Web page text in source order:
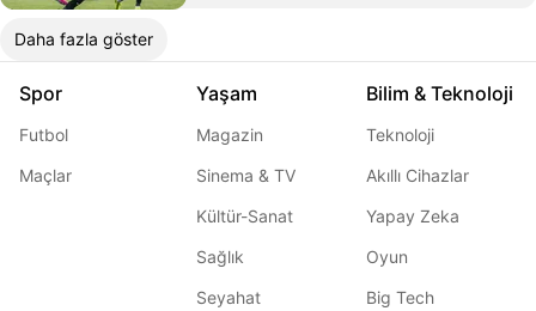
Daha fazla göster
Spor
Futbol
Maçlar
Yaşam
Magazin
Sinema & TV
Kültür-Sanat
Sağlık
Seyahat
Bilim & Teknoloji
Teknoloji
Akıllı Cihazlar
Yapay Zeka
Oyun
Big Tech